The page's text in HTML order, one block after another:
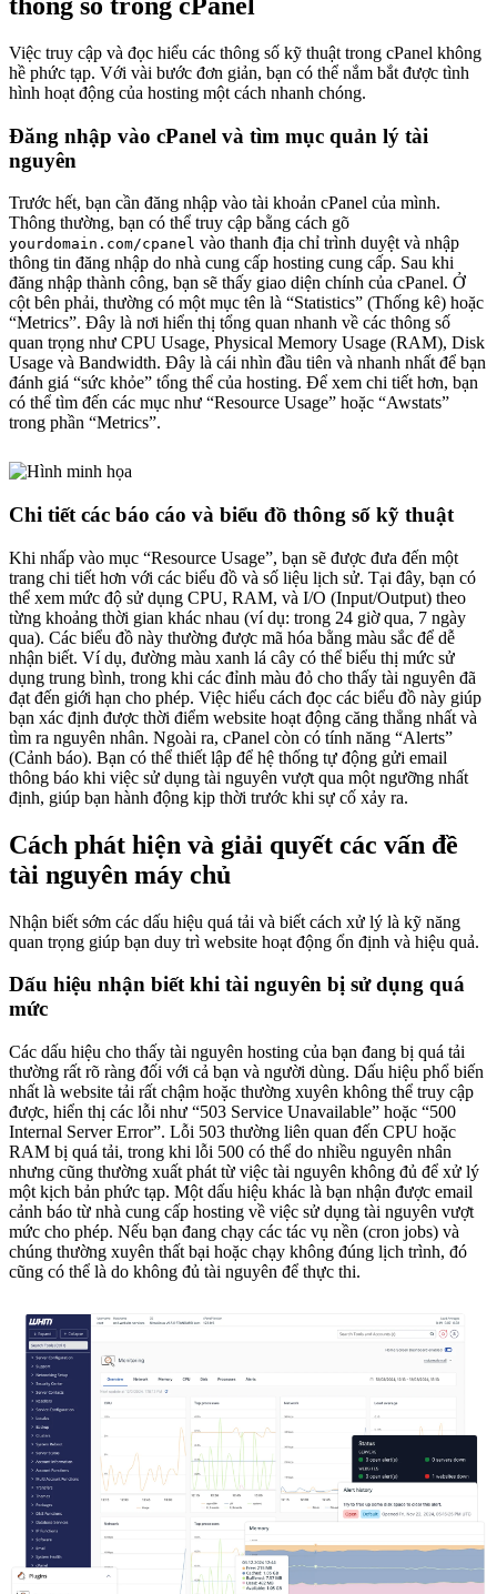
Việc truy cập và đọc hiểu các thông số kỹ thuật trong cPanel không
hề phức tạp. Với vài bước đơn giản, bạn có thể nắm bắt được tình
hình hoạt động của hosting một cách nhanh chóng.
Đăng nhập vào cPanel và tìm mục quản lý tài
nguyên
Trước hết, bạn cần đăng nhập vào tài khoản cPanel của mình.
Thông thường, bạn có thể truy cập bằng cách gõ
yourdomain.com/cpanel vào thanh địa chỉ trình duyệt và nhập
thông tin đăng nhập do nhà cung cấp hosting cung cấp. Sau khi
đăng nhập thành công, bạn sẽ thấy giao diện chính của cPanel. Ở
cột bên phải, thường có một mục tên là “Statistics” (Thống kê) hoặc
“Metrics”. Đây là nơi hiển thị tổng quan nhanh về các thông số
quan trọng như CPU Usage, Physical Memory Usage (RAM), Disk
Usage và Bandwidth. Đây là cái nhìn đầu tiên và nhanh nhất để bạn
đánh giá “sức khỏe” tổng thể của hosting. Để xem chi tiết hơn, bạn
có thể tìm đến các mục như “Resource Usage” hoặc “Awstats”
trong phần “Metrics”.
Chi tiết các báo cáo và biểu đồ thông số kỹ thuật
Khi nhấp vào mục “Resource Usage”, bạn sẽ được đưa đến một
trang chi tiết hơn với các biểu đồ và số liệu lịch sử. Tại đây, bạn có
thể xem mức độ sử dụng CPU, RAM, và I/O (Input/Output) theo
từng khoảng thời gian khác nhau (ví dụ: trong 24 giờ qua, 7 ngày
qua). Các biểu đồ này thường được mã hóa bằng màu sắc để dễ
nhận biết. Ví dụ, đường màu xanh lá cây có thể biểu thị mức sử
dụng trung bình, trong khi các đỉnh màu đỏ cho thấy tài nguyên đã
đạt đến giới hạn cho phép. Việc hiểu cách đọc các biểu đồ này giúp
bạn xác định được thời điểm website hoạt động căng thẳng nhất và
tìm ra nguyên nhân. Ngoài ra, cPanel còn có tính năng “Alerts”
(Cảnh báo). Bạn có thể thiết lập để hệ thống tự động gửi email
thông báo khi việc sử dụng tài nguyên vượt qua một ngưỡng nhất
định, giúp bạn hành động kịp thời trước khi sự cố xảy ra.
Cách phát hiện và giải quyết các vấn đề
tài nguyên máy chủ
Nhận biết sớm các dấu hiệu quá tải và biết cách xử lý là kỹ năng
quan trọng giúp bạn duy trì website hoạt động ổn định và hiệu quả.
Dấu hiệu nhận biết khi tài nguyên bị sử dụng quá
mức
Các dấu hiệu cho thấy tài nguyên hosting của bạn đang bị quá tải
thường rất rõ ràng đối với cả bạn và người dùng. Dấu hiệu phổ biến
nhất là website tải rất chậm hoặc thường xuyên không thể truy cập
được, hiển thị các lỗi như “503 Service Unavailable” hoặc “500
Internal Server Error”. Lỗi 503 thường liên quan đến CPU hoặc
RAM bị quá tải, trong khi lỗi 500 có thể do nhiều nguyên nhân
nhưng cũng thường xuất phát từ việc tài nguyên không đủ để xử lý
một kịch bản phức tạp. Một dấu hiệu khác là bạn nhận được email
cảnh báo từ nhà cung cấp hosting về việc sử dụng tài nguyên vượt
mức cho phép. Nếu bạn đang chạy các tác vụ nền (cron jobs) và
chúng thường xuyên thất bại hoặc chạy không đúng lịch trình, đó
cũng có thể là do không đủ tài nguyên để thực thi.